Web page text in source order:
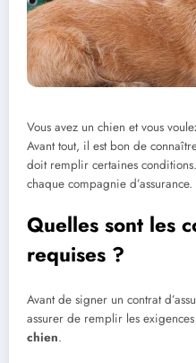
Vous avez un chien et vous
Avant tout, il est bon de
doit remplir certaines
chaque compagnie d’assurance.
Quelles sont les
requises ?
Avant de signer un contrat
assurer de remplir les
chien.